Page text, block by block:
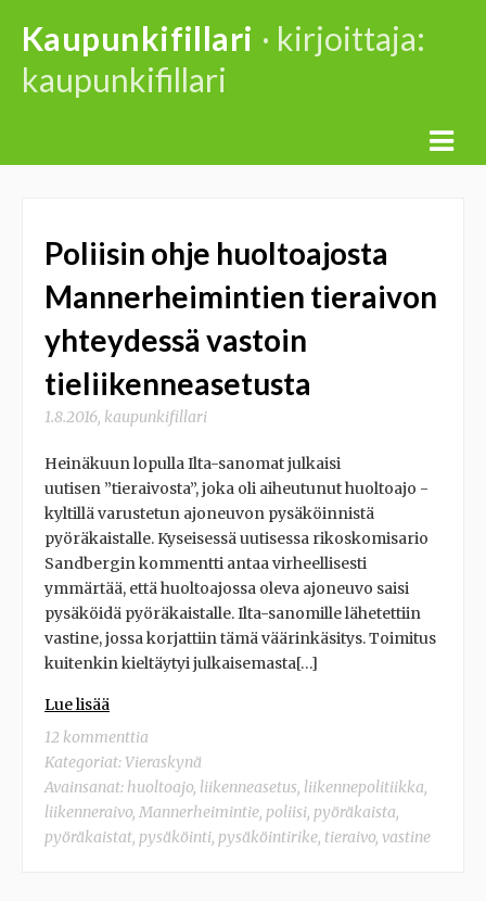
content
Kaupunkifillari · kirjoittaja:
kaupunkifillari
Poliisin ohje huoltoajosta
Mannerheimintien tieraivon
yhteydessä vastoin
tieliikenneasetusta
1.8.2016, kaupunkifillari
Heinäkuun lopulla Ilta-sanomat julkaisi
uutisen ”tieraivosta”, joka oli aiheutunut huoltoajo -
kyltillä varustetun ajoneuvon pysäköinnistä
pyöräkaistalle. Kyseisessä uutisessa rikoskomisario
Sandbergin kommentti antaa virheellisesti
ymmärtää, että huoltoajossa oleva ajoneuvo saisi
pysäköidä pyöräkaistalle. Ilta-sanomille lähetettiin
vastine, jossa korjattiin tämä väärinkäsitys. Toimitus
kuitenkin kieltäytyi julkaisemasta[…]
Lue lisää
12 kommenttia
Kategoriat: Vieraskynä
Avainsanat: huoltoajo, liikenneasetus, liikennepolitiikka,
liikenneraivo, Mannerheimintie, poliisi, pyöräkaista,
pyöräkaistat, pysäköinti, pysäköintirike, tieraivo, vastine